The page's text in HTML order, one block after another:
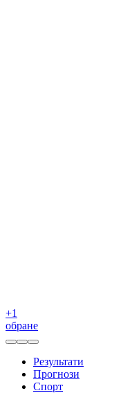
+1
обране
Результати
Прогнози
Спорт